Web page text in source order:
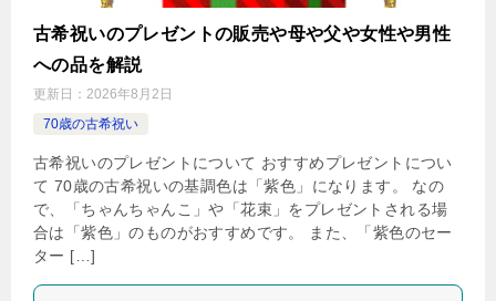
古希祝いのプレゼントの販売や母や父や女性や男性
への品を解説
更新日： 2026年8月2日
70歳の古希祝い
古希祝いのプレゼントについて おすすめプレゼントについ
て 70歳の古希祝いの基調色は「紫色」になります。 なの
で、「ちゃんちゃんこ」や「花束」をプレゼントされる場
合は「紫色」のものがおすすめです。 また、「紫色のセー
ター […]